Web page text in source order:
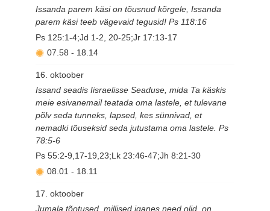
Issanda parem käsi on tõusnud kõrgele, Issanda
parem käsi teeb vägevaid tegusid! Ps 118:16
Ps 125:1-4;Jd 1-2, 20-25;Jr 17:13-17
07.58 - 18.14
16. oktoober
Issand seadis Iisraelisse Seaduse, mida Ta käskis
meie esivanemail teatada oma lastele, et tulevane
põlv seda tunneks, lapsed, kes sünnivad, et
nemadki tõuseksid seda jutustama oma lastele. Ps
78:5-6
Ps 55:2-9,17-19,23;Lk 23:46-47;Jh 8:21-30
08.01 - 18.11
17. oktoober
Jumala tõotused, millised iganes need olid, on